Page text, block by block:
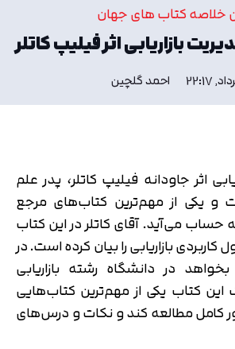
خلاصه کتاب های جهان
بازاریابی اثر فیلیپ کاتلر
احمد گلچین
اثر جاودانه فیلیپ کاتلر، پدر علم
و یکی از مهم‌ترین کتاب‌های مرجع
می‌آید. آقای کاتلر در این کتاب
بازاریابی را بیان کرده است. در
در دانشگاه رشته بازاریابی
کتاب یکی از مهم‌ترین کتاب‌هایی
کامل مطالعه کند و نکات و درس‌های